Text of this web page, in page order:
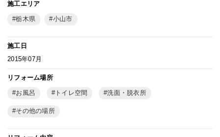
施工エリア
栃木県 小山市
施工日
2015年07月
リフォーム場所
お風呂 トイレ空間 洗面・脱衣所
その他の場所